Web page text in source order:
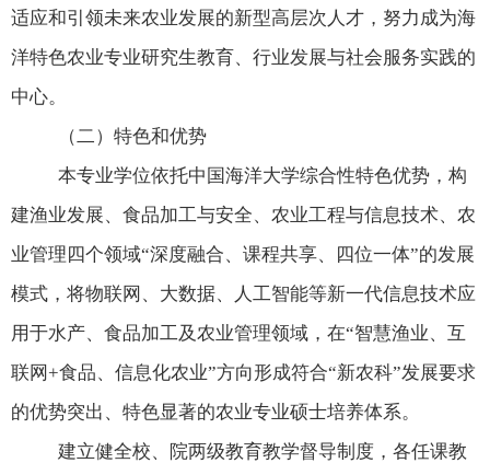
适应和引领未来农业发展的新型高层次人才，努力成为海
洋特色农业专业研究生教育、行业发展与社会服务实践的
中心。
（二）特色和优势
本专业学位依托中国海洋大学综合性特色优势，构
建渔业发展、食品加工与安全、农业工程与信息技术、农
业管理四个领域“深度融合、课程共享、四位一体”的发展
模式，将物联网、大数据、人工智能等新一代信息技术应
用于水产、食品加工及农业管理领域，在“智慧渔业、互
联网+食品、信息化农业”方向形成符合“新农科”发展要求
的优势突出、特色显著的农业专业硕士培养体系。
建立健全校、院两级教育教学督导制度，各任课教